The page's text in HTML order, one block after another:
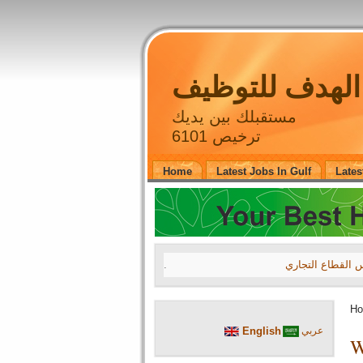
للتوظيف
مستقبلك بين يديك
ترخيص 6101
Home Latest Jobs In Gulf
27 July 2026
A leading
A leading
English عربي